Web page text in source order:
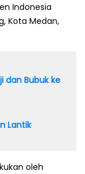
Indonesia
Kota Medan,
dan Bubuk ke
Lantik
oleh